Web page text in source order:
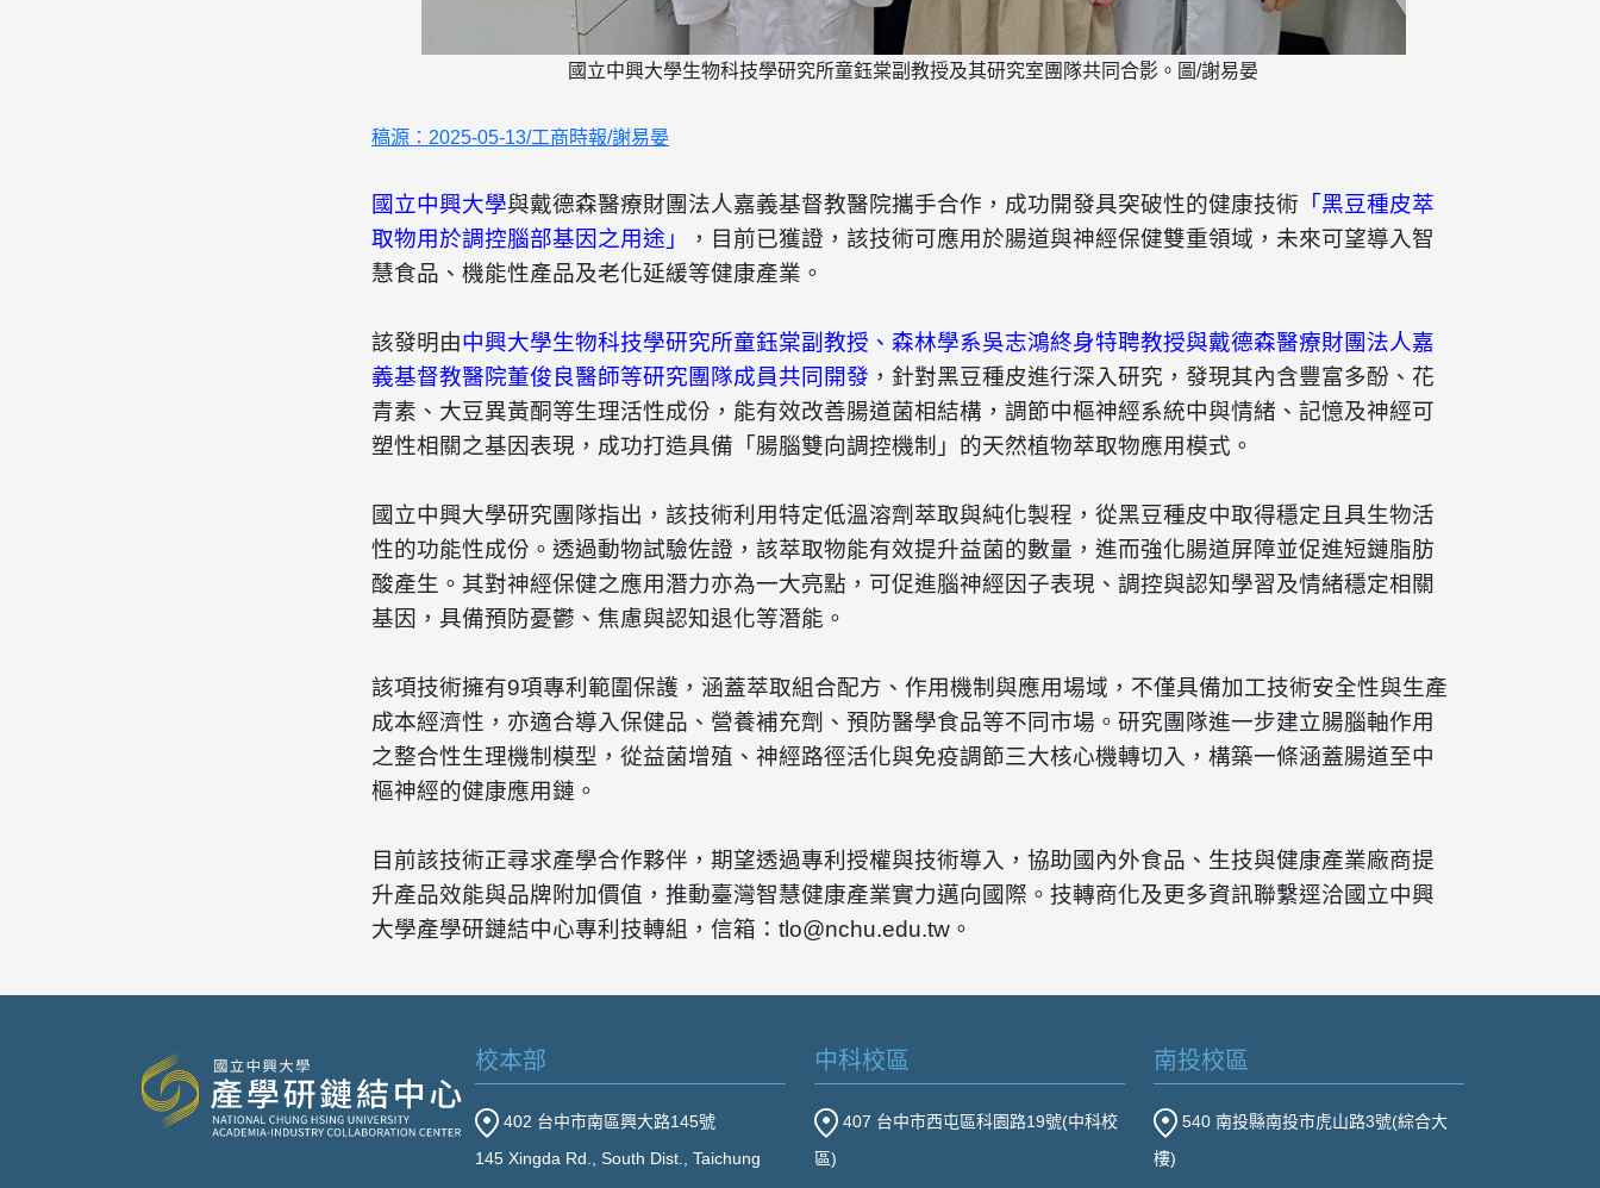
國立中興大學生物科技學研究所童鈺棠副教授及其研究室團隊共同合影。圖/謝易晏
稿源： 2025-05-13/工商時報/謝易晏
國立中興大學與戴德森醫療財團法人嘉義基督教醫院攜手合作，成功開發具突破性的健康技術 「黑豆種皮萃
取物用於調控腦部基因之用途」
，目前已獲證，該技術可應用於腸道與神經保健雙重領域，未來可望導入智
慧食品、機能性產品及老化延緩等健康產業。
該發明由中興大學生物科技學研究所童鈺棠副教授、森林學系吳志鴻終身特聘教授與戴德森醫療財團法人嘉
義基督教醫院董俊良醫師等研究團隊成員共同開發 ，針對黑豆種皮進行深入研究，發現其內含豐富多酚、花
青素、大豆異黃酮等生理活性成份，能有效改善腸道菌相結構，調節中樞神經系統中與情緒、記憶及神經可
塑性相關之基因表現，成功打造具備「腸腦雙向調控機制」的天然植物萃取物應用模式。
國立中興大學研究團隊指出，該技術利用特定低溫溶劑萃取與純化製程，從黑豆種皮中取得穩定且具生物活
性的功能性成份。透過動物試驗佐證，該萃取物能有效提升益菌的數量，進而強化腸道屏障並促進短鏈脂肪
酸產生。其對神經保健之應用潛力亦為一大亮點，可促進腦神經因子表現、調控與認知學習及情緒穩定相關
基因，具備預防憂鬱、焦慮與認知退化等潛能。
該項技術擁有9項專利範圍保護，涵蓋萃取組合配方、作用機制與應用場域，不僅具備加工技術安全性與生產
成本經濟性，亦適合導入保健品、營養補充劑、預防醫學食品等不同市場。研究團隊進一步建立腸腦軸作用
之整合性生理機制模型，從益菌增殖、神經路徑活化與免疫調節三大核心機轉切入，構築一條涵蓋腸道至中
樞神經的健康應用鏈。
目前該技術正尋求產學合作夥伴，期望透過專利授權與技術導入，協助國內外食品、生技與健康產業廠商提
升產品效能與品牌附加價值，推動臺灣智慧健康產業實力邁向國際。技轉商化及更多資訊聯繫逕洽國立中興
大學產學研鏈結中心專利技轉組，信箱：tlo@nchu.edu.tw。
校本部
402 台中市南區興大路145號
145 Xingda Rd., South Dist., Taichung
中科校區
407 台中市西屯區科園路19號(中科校
區)
南投校區
540 南投縣南投市虎山路3號(綜合大
樓)